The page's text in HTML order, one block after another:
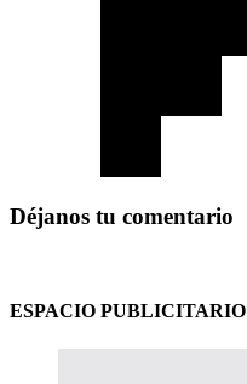
Déjanos tu comentario
ESPACIO PUBLICITARIO